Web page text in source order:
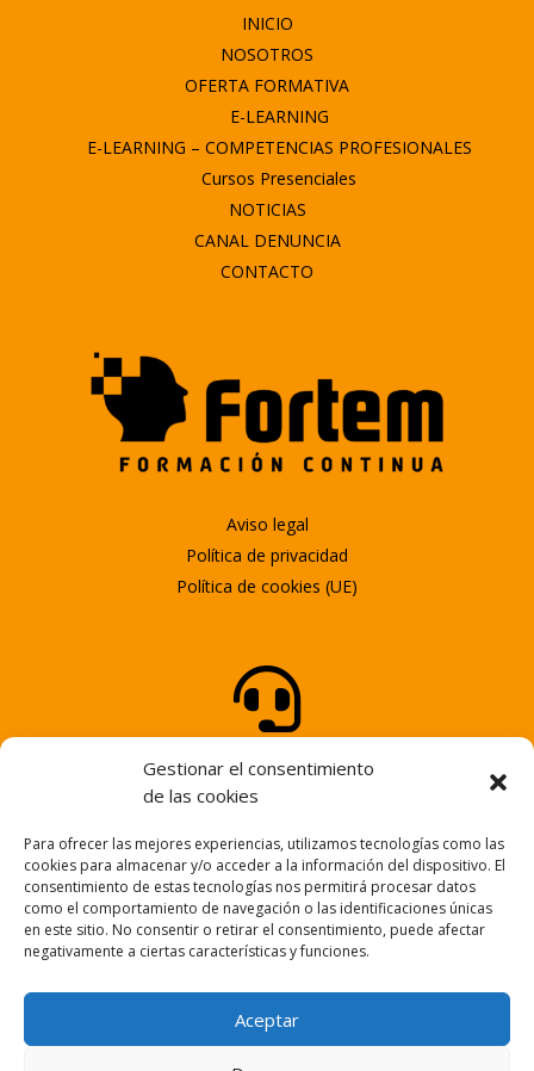
Gestionar el consentimiento
de las cookies
Para ofrecer las mejores experiencias, utilizamos tecnologías como las
cookies para almacenar y/o acceder a la información del dispositivo. El
consentimiento de estas tecnologías nos permitirá procesar datos
como el comportamiento de navegación o las identificaciones únicas
en este sitio. No consentir o retirar el consentimiento, puede afectar
negativamente a ciertas características y funciones.
Aceptar
INICIO
NOSOTROS
OFERTA FORMATIVA
E-LEARNING
E-LEARNING – COMPETENCIAS PROFESIONALES
Cursos Presenciales
NOTICIAS
CANAL DENUNCIA
CONTACTO
Aviso legal
Política de privacidad
Política de cookies (UE)

Tel.947 25 58 25

NUESTRO EMAIL
info@fortem.es
© FORTEM – Web desarrollada por